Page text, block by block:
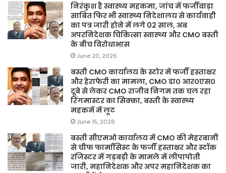
निरंकुश है स्वास्थ्य महकमा, जांच में फर्जीवाड़ा
साबित फिर भी स्वास्थ्य निदेशालय से कार्यवाही
का पत्र जारी होने में लगे 02 साल, अब
अपरनिदेशक चिकित्सा स्वास्थ्य और CMO बस्ती
के बीच विरोधाभास
June 20, 2026
बस्ती CMO कार्यालय के स्टोर में फर्जी हस्ताक्षर
और हेराफेरी का मामला, CMO डा० आर०एस०
दूबे से लेकर CMO राजीव निगम तक चल रहा
रिंगमास्टर का सिक्का, बस्ती के स्वास्थ्य
महकमें में लूट
June 15, 2026
बस्ती सीएमओ कार्यालय में CMO की मेहरबानी
से चीफ फार्मासिस्ट के फर्जी हस्ताक्षर और स्टॉक
रजिस्टर में गड़बड़ी के मामले में लीपापोती
जारी, महानिदेशक और अपर महानिदेशक का